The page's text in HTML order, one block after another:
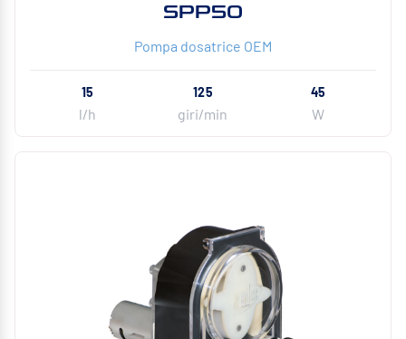
SPP50
Pompa dosatrice OEM
15
l/h
125
giri/min
45
W